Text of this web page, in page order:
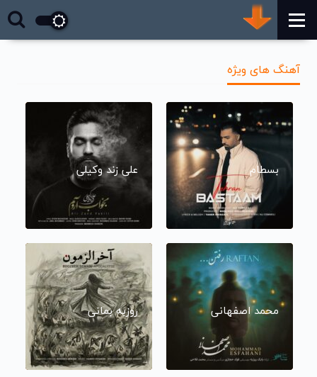
آهنگ های ویژه
بسطام علی زند وکیلی
محمد اصفهانی روزبه بمانی